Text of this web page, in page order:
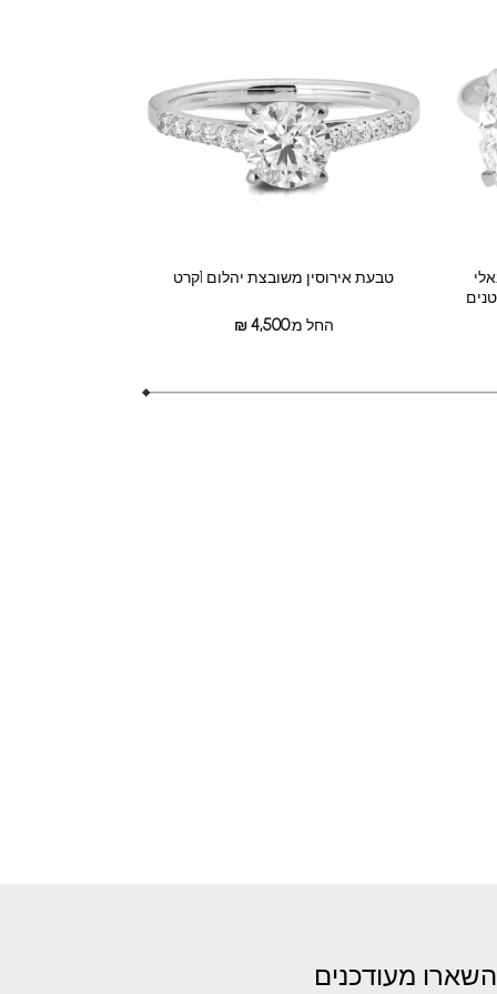
טבעת אירוסין משובצת יהלום 1קרט
החל מ: ₪4,500
השארו מעודכנים